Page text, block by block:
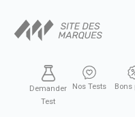
Demander
Test
Nos Tests Bons